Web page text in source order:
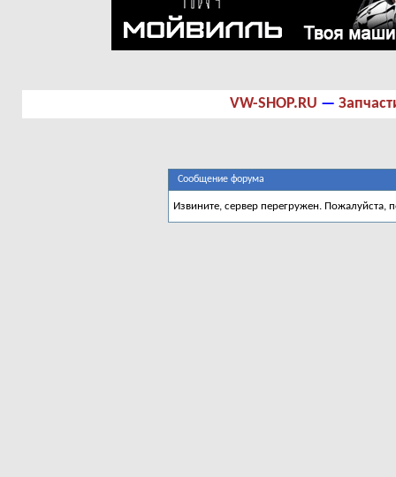
VW-SHOP.RU —
Сообщение форума
Извините, сервер перегружен. Пожалуйста,